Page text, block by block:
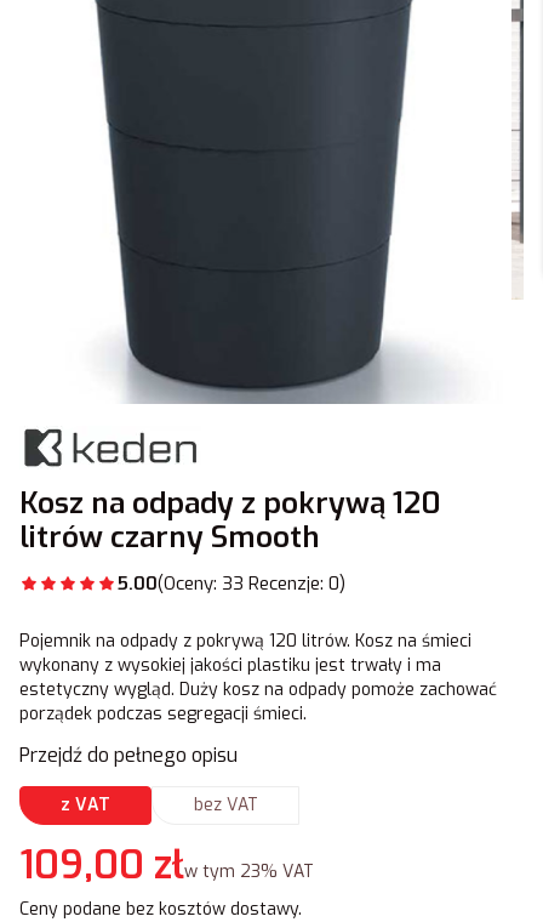
Kosz na odpady z pokrywą 120
litrów czarny Smooth
5.00(Oceny: 33 Recenzje: 0)
Pojemnik na odpady z pokrywą 120 litrów. Kosz na śmieci
wykonany z wysokiej jakości plastiku jest trwały i ma
estetyczny wygląd. Duży kosz na odpady pomoże zachować
porządek podczas segregacji śmieci.
Przejdź do pełnego opisu
z VAT bez VAT
Cena
109,00 złw tym 23% VAT
w tym 23% VAT
Ceny podane bez kosztów dostawy.